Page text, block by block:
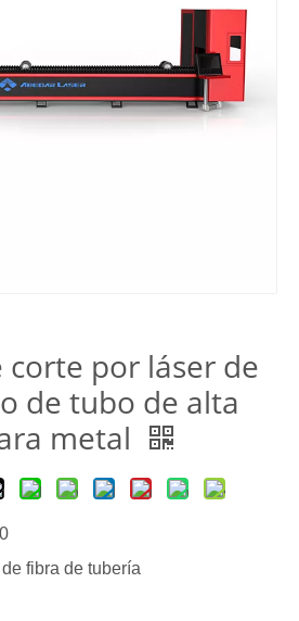
corte por láser de
de tubo de alta
metal
fibra de tubería